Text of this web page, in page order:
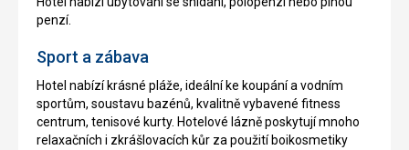
penzí.
Sport a zábava
Hotel nabízí krásné pláže, ideální ke koupání a vodním
sportům, soustavu bazénů, kvalitně vybavené fitness
centrum, tenisové kurty. Hotelové lázně poskytují mnoho
relaxačních i zkrášlovacích kůr za použití boikosmetiky